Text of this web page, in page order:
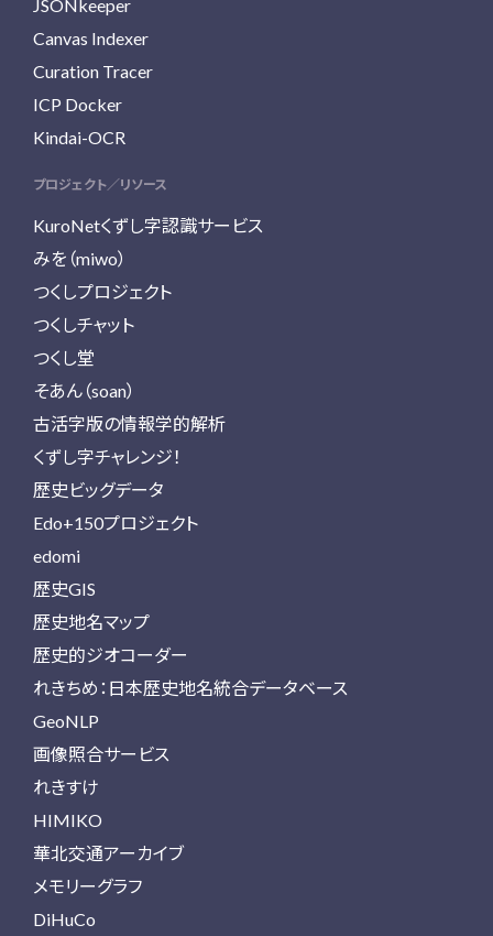
JSONkeeper
Canvas Indexer
Curation Tracer
ICP Docker
Kindai-OCR
プロジェクト／リソース
KuroNetくずし字認識サービス
みを（miwo）
つくしプロジェクト
つくしチャット
つくし堂
そあん（soan）
古活字版の情報学的解析
くずし字チャレンジ！
歴史ビッグデータ
Edo+150プロジェクト
edomi
歴史GIS
歴史地名マップ
歴史的ジオコーダー
れきちめ：日本歴史地名統合データベース
GeoNLP
画像照合サービス
れきすけ
HIMIKO
華北交通アーカイブ
メモリーグラフ
DiHuCo